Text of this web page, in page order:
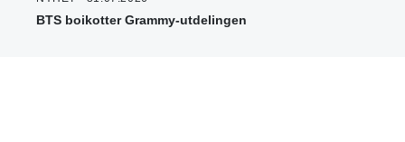
BTS boikotter Grammy-utdelingen